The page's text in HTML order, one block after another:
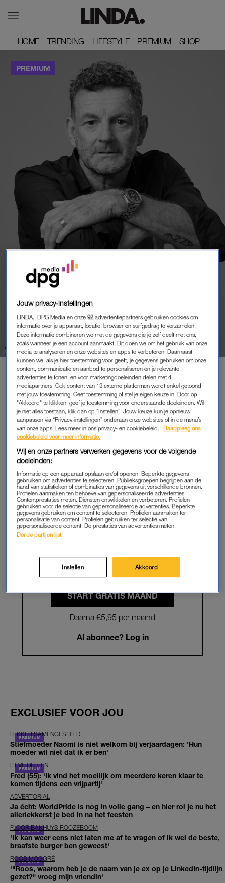
HOME
HOME TRENDING
TRENDING LIFESTYLE
LIFESTYLE PREMIUM
PREMIUM SHOP
SHOP
‘MIJN DOCHTER VROEG
VERBAASD: "NAAR EEN
MUSEUM, MAAR WE ZIJN TOCH
OP VAKANTIE?"’
doorKluun
PREMIUM
LEES VERDER MET
PREMIUM
Krijg onbeperkt toegang tot alle
artikelen
Lees LINDA.magazine online
Geniet van te gekke winacties en
lekkere puzzels
Maandelijks opzegbaar
START GRATIS MAAND
Daarna €5,95 per maand
Al abonnee? Log in
EXCLUSIEF VOOR JOU
LEKKER SAMENGESTELD
Stiefmoeder Naomi is niet welkom bij verjaardagen: 'Hun
moeder wil niet dat ik er ben'
LIEVE HELEEN
Fred (55): 'Ik vind het moeilijk om meerdere keren klaar te
komen tijdens een vrijpartij'
ADVERTORIAL
Ja écht: WorldPride is nog in volle gang – en hier rol je nu het
allerlekkerst je bed in na het feesten
FLOOR BAKHUYS ROOZEBOOM
'Ik kan weer eens niet laten me af te vragen of ik wel de beste,
braafste burger ben geweest'
ROOS MOGGRÉ
'"Roos, waarom heb je de naam van je ex op je LinkedIn-tijdlijn
gezet?" vroeg mijn vriendin'
Jouw privacy-instellingen
LINDA., DPG Media en onze92 advertentiepartners gebruiken cookies om
informatie over je apparaat, locatie, browser en surfgedrag te verzamelen.
Deze informatie combineren we met de gegevens die je zelf deelt met ons,
zoals wanneer je een account aanmaakt. Dit doen we om het gebruik van onze
media te analyseren en onze websites en apps te verbeteren. Daarnaast
kunnen we, als je hier toestemming voor geeft, je gegevens gebruiken om onze
content, communicatie en aanbod te personaliseren en je relevante
advertenties te tonen, en voor marketingdoeleinden delen met 4
mediapartners. Ook content van 13 externe platformen wordt enkel getoond
met jouw toestemming. Geef toestemming of stel je eigen keuze in. Door op
"Akkoord" te klikken, geef je toestemming voor onderstaande doeleinden. Wil
je niet alles toestaan, klik dan op “Instellen”. Jouw keuze kun je opnieuw
aanpassen via “Privacy-instellingen” onderaan onze websites of in de menu’s
van onze apps. Lees meer in ons privacy- en cookiebeleid.
Raadpleeg ons
cookiebeleid voor meer informatie.
Wij en onze partners verwerken gegevens voor de volgende
doeleinden:
Informatie op een apparaat opslaan en/of openen. Beperkte gegevens
gebruiken om advertenties te selecteren. Publieksgroepen begrijpen aan de
hand van statistieken of combinaties van gegevens uit verschillende bronnen.
Profielen aanmaken ten behoeve van gepersonaliseerde advertenties.
Contentprestaties meten. Diensten ontwikkelen en verbeteren. Profielen
gebruiken voor de selectie van gepersonaliseerde advertenties. Beperkte
gegevens gebruiken om content te selecteren. Profielen aanmaken ter
personalisatie van content. Profielen gebruiken ter selectie van
gepersonaliseerde content. De prestaties van advertenties meten.
Derde partijen lijst
Instellen Akkoord